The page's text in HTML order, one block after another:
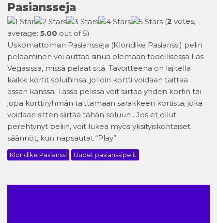
Pasiansseja
(2 votes,
average: 5.00 out of 5)
Uskomattoman Pasiansseja (Klondike Pasianssi) pelin
pelaaminen voi auttaa sinua olemaan todellisessa Las
Vegasissa, missä pelaat sitä. Tavoitteena on lajitella
kaikki kortit soluihinsa, jolloin kortti voidaan taittaa
ässän kanssa. Tässä pelissä voit siirtää yhden kortin tai
jopa korttiryhmän taittamaan sarakkeen kortista, joka
voidaan sitten siirtää tähän soluun . Jos et ollut
perehtynyt peliin, voit lukea myös yksityiskohtaiset
säännöt, kun napsautat “Play”
Klondike Pasianssi Uudet pasianssipelit